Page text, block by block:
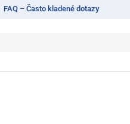
FAQ – Často kladené dotazy